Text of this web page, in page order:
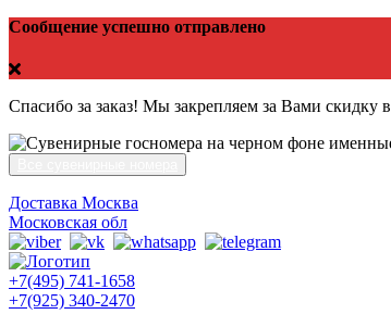
Сообщение успешно отправлено
Спасибо за заказ! Мы закрепляем за Вами скидку
Доставка Москва
Московская обл
+7(495) 741-1658
+7(925) 340-2470